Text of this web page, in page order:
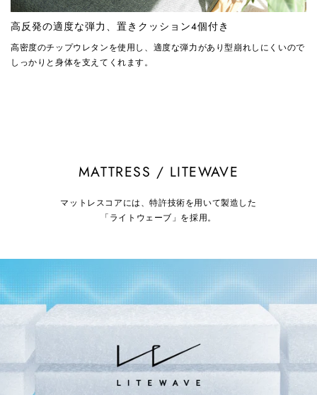
高反発の適度な弾力、置きクッション4個付き
高密度のチップウレタンを使用し、適度な弾力があり型崩れしにくいので
しっかりと身体を支えてくれます。
MATTRESS / LITEWAVE
マットレスコアには、特許技術を用いて製造した
「ライトウェーブ」を採用。